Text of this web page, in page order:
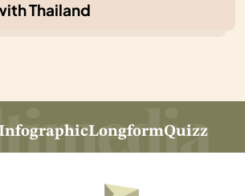
Thailand
LongformQuizz